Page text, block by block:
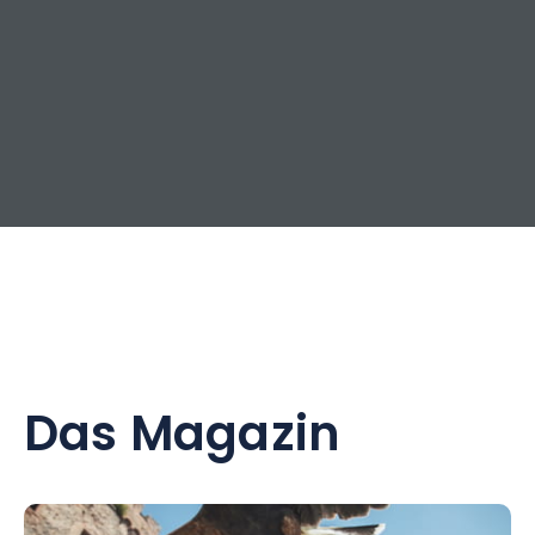
Das Magazin